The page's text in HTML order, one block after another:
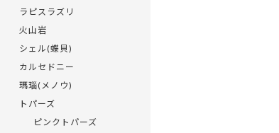
ラピスラズリ
火山岩
シェル(蝶貝)
カルセドニー
瑪瑙(メノウ)
トパーズ
ピンクトパーズ